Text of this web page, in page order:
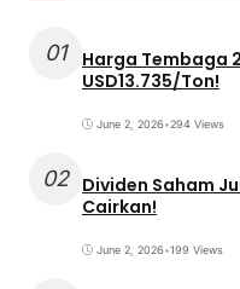
01
Harga Tembaga
USD13.735/Ton!
June 2, 2026•294 Views
02 Dividen Saham
Cairkan!
June 2, 2026•199 Views